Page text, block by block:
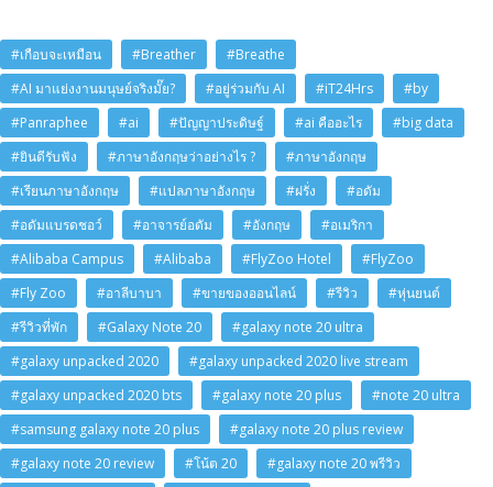
#เกือบจะเหมือน #Breather
#Breathe
#AI มาแย่งงานมนุษย์จริงมั๊ย?
#อยู่ร่วมกับ AI #iT24Hrs
#by
#Panraphee
#ai #ปัญญาประดิษฐ์ #ai คืออะไร
#big data
#ยินดีรับฟัง
#ภาษาอังกฤษว่าอย่างไร ?
#ภาษาอังกฤษ
#เรียนภาษาอังกฤษ
#แปลภาษาอังกฤษ #ฝรั่ง
#อดัม
#อดัมแบรดชอว์
#อาจารย์อดัม #อังกฤษ
#อเมริกา
#Alibaba Campus
#Alibaba #FlyZoo Hotel
#FlyZoo
#Fly Zoo
#อาลีบาบา #ขายของออนไลน์ #รีวิว
#หุ่นยนต์
#รีวิวที่พัก
#Galaxy Note 20
#galaxy note 20 ultra
#galaxy unpacked 2020
#galaxy unpacked 2020 live stream
#galaxy unpacked 2020 bts
#galaxy note 20 plus
#note 20 ultra
#samsung galaxy note 20 plus
#galaxy note 20 plus review
#galaxy note 20 review
#โน้ต 20
#galaxy note 20 พรีวิว